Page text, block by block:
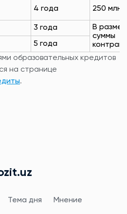
4 года 250 млн.
3 года
В
суммы
5 года
образовательных кредитов
на странице
.
Тема дня Мнение